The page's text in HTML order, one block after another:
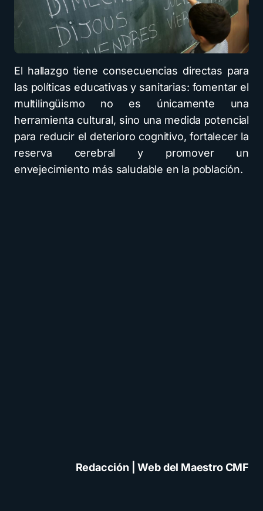
El hallazgo tiene consecuencias directas para
las políticas educativas y sanitarias: fomentar el
multilingüismo no es únicamente una
herramienta cultural, sino una medida potencial
para reducir el deterioro cognitivo, fortalecer la
reserva cerebral y promover un
envejecimiento más saludable en la población.
Redacción | Web del Maestro CMF